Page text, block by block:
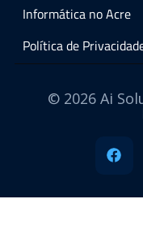
Informática no Acre
Política de
© 2026 Ai